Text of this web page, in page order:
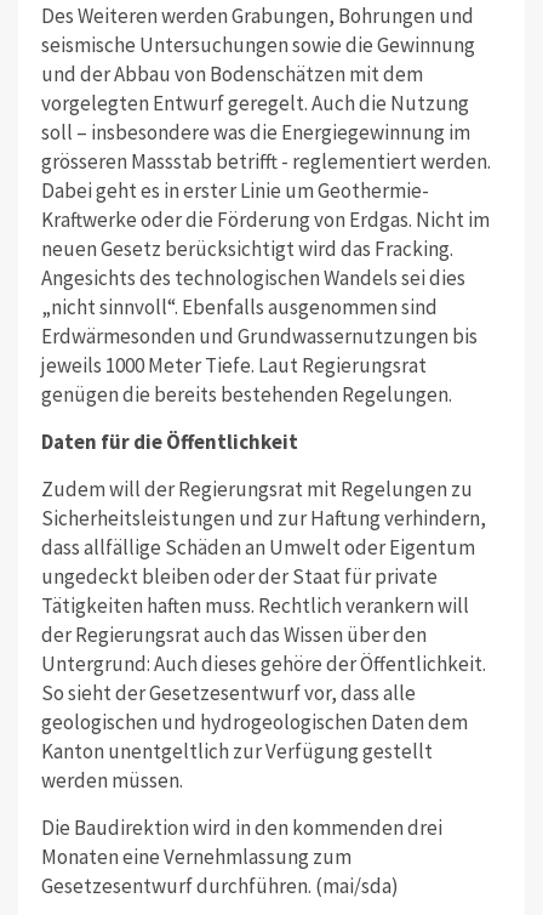
Des Weiteren werden Grabungen, Bohrungen und
seismische Untersuchungen sowie die Gewinnung
und der Abbau von Bodenschätzen mit dem
vorgelegten Entwurf geregelt. Auch die Nutzung
soll – insbesondere was die Energiegewinnung im
grösseren Massstab betrifft - reglementiert werden.
Dabei geht es in erster Linie um Geothermie-
Kraftwerke oder die Förderung von Erdgas. Nicht im
neuen Gesetz berücksichtigt wird das Fracking.
Angesichts des technologischen Wandels sei dies
„nicht sinnvoll“. Ebenfalls ausgenommen sind
Erdwärmesonden und Grundwassernutzungen bis
jeweils 1000 Meter Tiefe. Laut Regierungsrat
genügen die bereits bestehenden Regelungen.
Daten für die Öffentlichkeit
Zudem will der Regierungsrat mit Regelungen zu
Sicherheitsleistungen und zur Haftung verhindern,
dass allfällige Schäden an Umwelt oder Eigentum
ungedeckt bleiben oder der Staat für private
Tätigkeiten haften muss. Rechtlich verankern will
der Regierungsrat auch das Wissen über den
Untergrund: Auch dieses gehöre der Öffentlichkeit.
So sieht der Gesetzesentwurf vor, dass alle
geologischen und hydrogeologischen Daten dem
Kanton unentgeltlich zur Verfügung gestellt
werden müssen.
Die Baudirektion wird in den kommenden drei
Monaten eine Vernehmlassung zum
Gesetzesentwurf durchführen. (mai/sda)